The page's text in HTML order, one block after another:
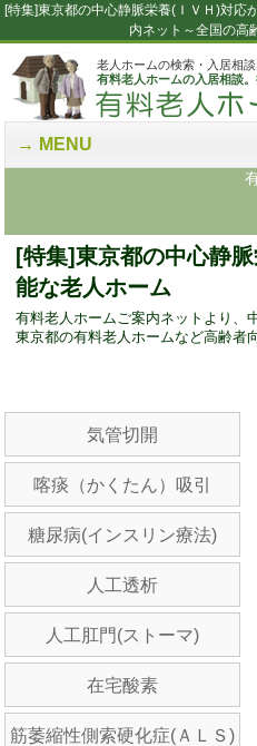
[特集]東京都の中心静脈栄養(ＩＶＨ)対応
内ネット～全国の高
老人ホームの検索・入居相
有料老人ホームの入居相談
MENU
[特集]東京都の中心静
能な老人ホーム
有料老人ホームご案内ネットより、
東京都の有料老人ホームなど高齢者
気管切開
喀痰（かくたん）吸引
糖尿病(インスリン療法)
人工透析
人工肛門(ストーマ)
在宅酸素
筋萎縮性側索硬化症(ＡＬＳ)